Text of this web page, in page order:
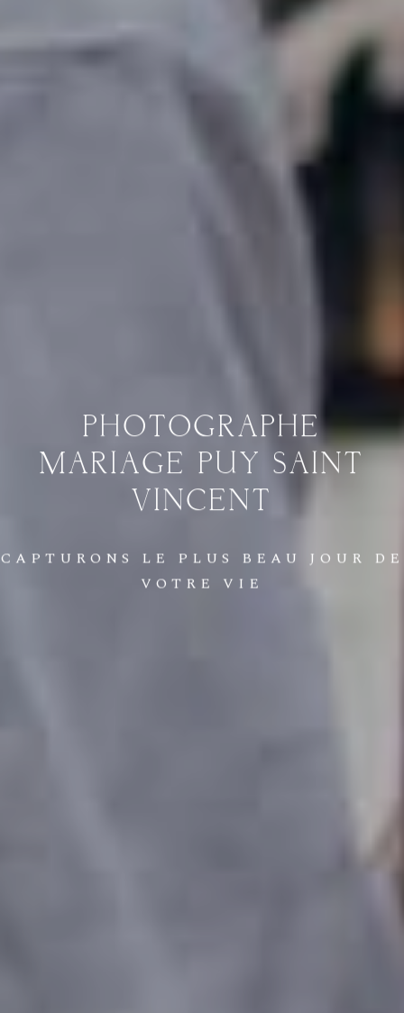
PHOTOGRAPHE
MARIAGE PUY SAINT
VINCENT
CAPTURONS LE PLUS BEAU JOUR
DE
VOTRE
VIE